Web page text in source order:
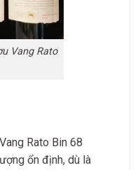
Vang Rato
Rato Bin 68
ổn định, dù là